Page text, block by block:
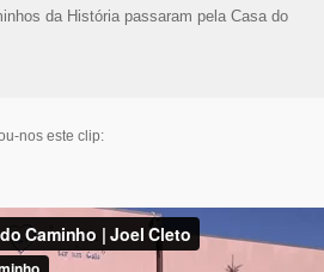
da História passaram pela Casa do
nos este clip: